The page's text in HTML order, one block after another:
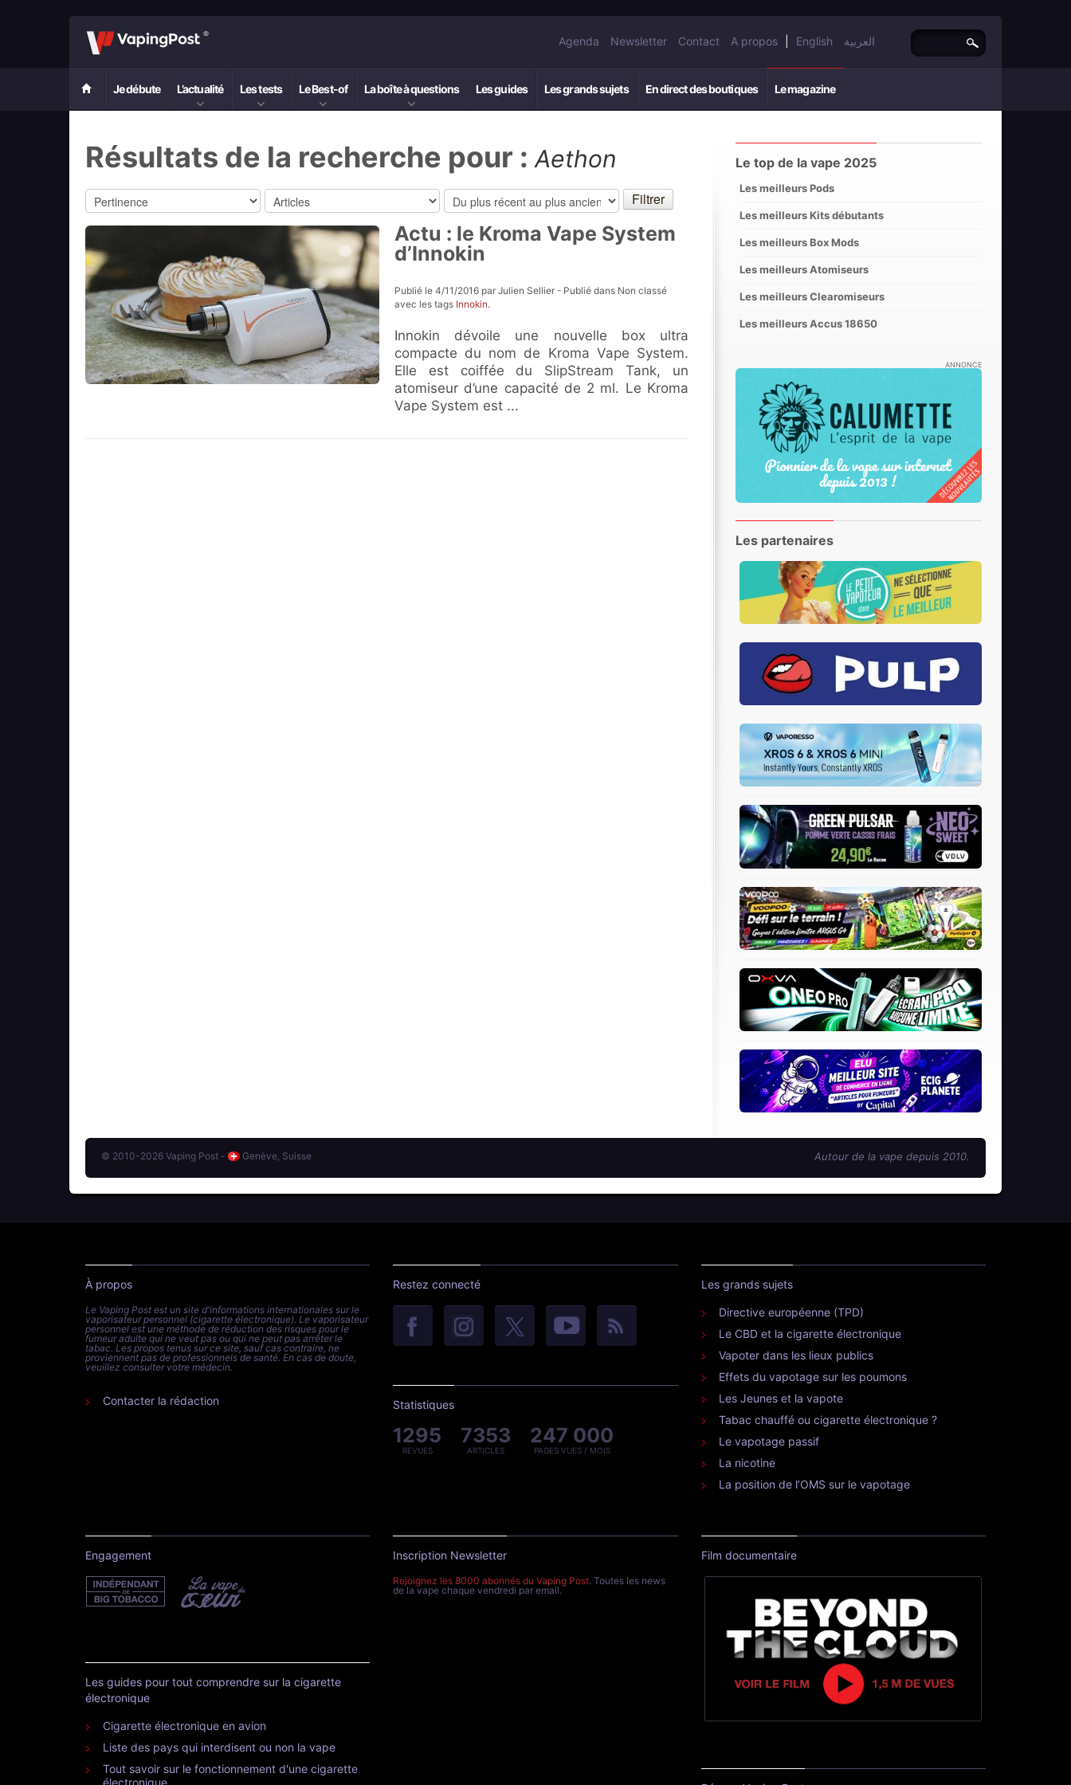
Agenda Newsletter Contact A propos English العربية
Je débute L’actualité Les tests Le Best-of La boîte à questions Les guides Les grands sujets En direct des boutiques Le magazine
Résultats de la recherche pour :Aethon
Actu : le Kroma Vape System
d’Innokin
Publié le 4/11/2016 par Julien Sellier - Publié dans Non classé
avec les tags Innokin.
Innokin dévoile une nouvelle box ultra
compacte du nom de Kroma Vape System.
Elle est coiffée du SlipStream Tank, un
atomiseur d’une capacité de 2 ml. Le Kroma
Vape System est ...
Le top de la vape 2025
Les meilleurs Pods
Les meilleurs Kits débutants
Les meilleurs Box Mods
Les meilleurs Atomiseurs
Les meilleurs Clearomiseurs
Les meilleurs Accus 18650
ANNONCE
Les partenaires
© 2010-2026 Vaping Post - Genève, Suisse Autour de la vape depuis 2010.
À propos
Le Vaping Post est un site d'informations internationales sur le
vaporisateur personnel (cigarette électronique). Le vaporisateur
personnel est une méthode de réduction des risques pour le
fumeur adulte qui ne veut pas ou qui ne peut pas arrêter le
tabac. Les propos tenus sur ce site, sauf cas contraire, ne
proviennent pas de professionnels de santé. En cas de doute,
veuillez consulter votre médecin.
Contacter la rédaction
Restez connecté
Statistiques
1295
REVUES
7353
ARTICLES
247 000
PAGES VUES / MOIS
Les grands sujets
Directive européenne (TPD)
Le CBD et la cigarette électronique
Vapoter dans les lieux publics
Effets du vapotage sur les poumons
Les Jeunes et la vapote
Tabac chauffé ou cigarette électronique ?
Le vapotage passif
La nicotine
La position de l’OMS sur le vapotage
Engagement
Les guides pour tout comprendre sur la cigarette
électronique
Cigarette électronique en avion
Liste des pays qui interdisent ou non la vape
Tout savoir sur le fonctionnement d'une cigarette
électronique
Inscription Newsletter
Rejoignez les 8000 abonnés du Vaping Post. Toutes les news
de la vape chaque vendredi par email.
Film documentaire